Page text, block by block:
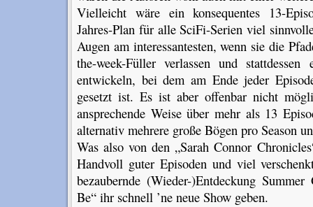
Vielleicht wäre ein konsequentes 13-
Jahres-Plan für alle SciFi-Serien viel
Augen am interessantesten, wenn sie die
the-week-Füller verlassen und
entwickeln, bei dem am Ende jeder
gesetzt ist. Es ist aber offenbar nicht
ansprechende Weise über mehr als 13
alternativ mehrere große Bögen pro Season
Was also von den „Sarah Connor
Handvoll guter Episoden und viel
bezaubernde (Wieder-)Entdeckung
Be“ ihr schnell ’ne neue Show geben.